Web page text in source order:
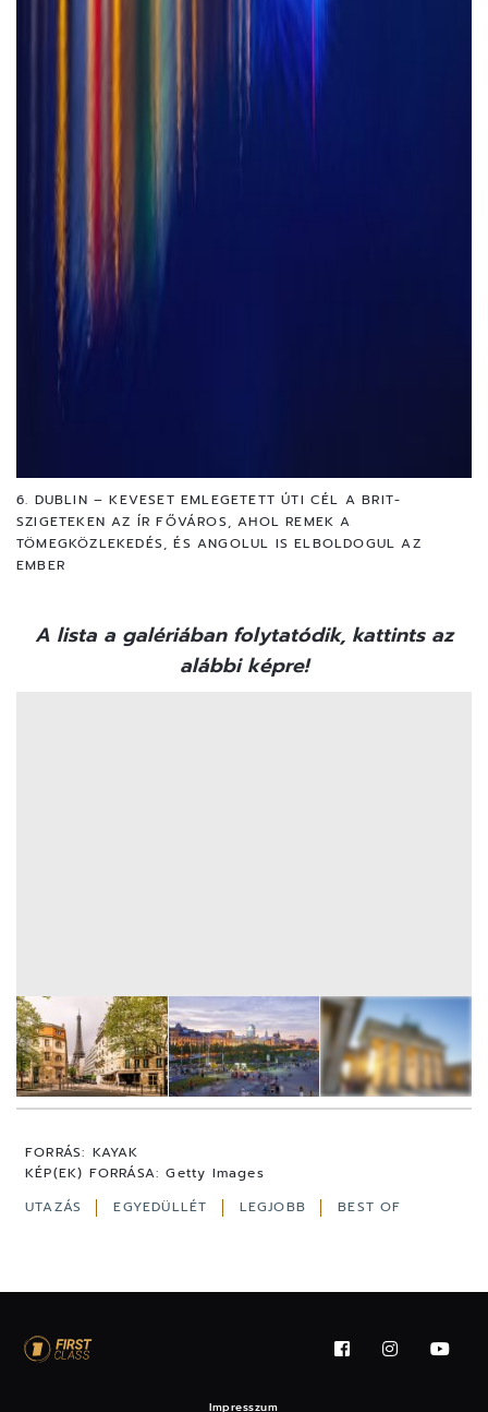
6. DUBLIN – KEVESET EMLEGETETT ÚTI CÉL A BRIT-
SZIGETEKEN AZ ÍR FŐVÁROS, AHOL REMEK A
TÖMEGKÖZLEKEDÉS, ÉS ANGOLUL IS ELBOLDOGUL AZ
EMBER
A lista a galériában folytatódik, kattints az
alábbi képre!
FORRÁS: KAYAK
KÉP(EK) FORRÁSA: Getty Images
UTAZÁS
EGYEDÜLLÉT LEGJOBB BEST OF
Impresszum